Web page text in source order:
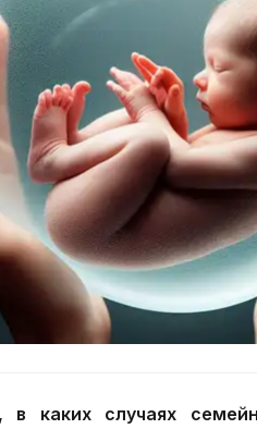
в каких случаях